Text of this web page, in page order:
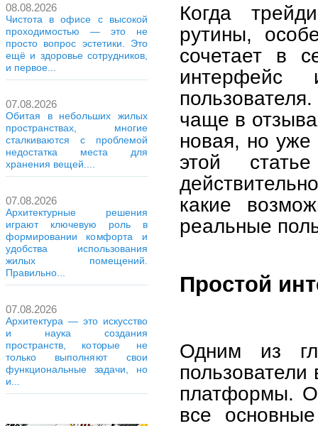
08.08.2026
Чистота в офисе с высокой
проходимостью — это не
просто вопрос эстетики. Это
ещё и здоровье сотрудников,
и первое...
07.08.2026
Обитая в небольших жилых
пространствах, многие
сталкиваются с проблемой
недостатка места для
хранения вещей....
07.08.2026
Архитектурные решения
играют ключевую роль в
формировании комфорта и
удобства использования
жилых помещений.
Правильно...
07.08.2026
Архитектура — это искусство
и наука создания
пространств, которые не
только выполняют свои
функциональные задачи, но
и...
Когда
рутины,
сочетает в
чаще в
новая, но
этой
какие
реальные
Простой
Одним из
платформы.
все